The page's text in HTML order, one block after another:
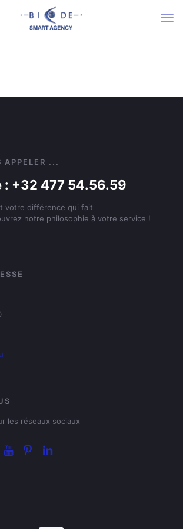
APPELER ...
: +32 477 54.56.59
votre différence qui fait
notre philosophie à votre service !
les réseaux sociaux